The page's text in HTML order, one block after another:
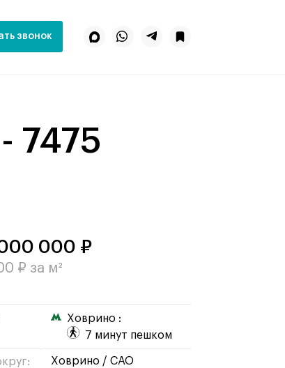
звонок
7475
000 ₽
₽ за м²
Ховрино :
7 минут пешком
ховрино / САО